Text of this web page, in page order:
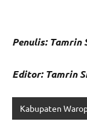
Penulis: Tamrin
Editor: Tamrin
Kabupaten